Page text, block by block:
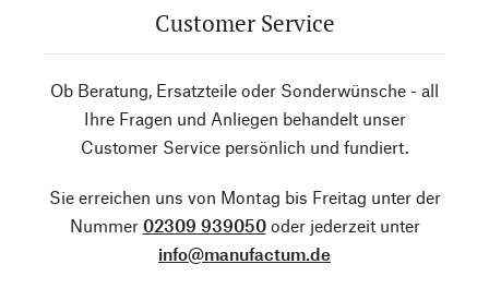
Customer Service
Ob Beratung, Ersatzteile oder Sonderwünsche - all
Ihre Fragen und Anliegen behandelt unser
Customer Service persönlich und fundiert.
Sie erreichen uns von Montag bis Freitag unter der
Nummer 02309 939050oder jederzeit unter
info@manufactum.de